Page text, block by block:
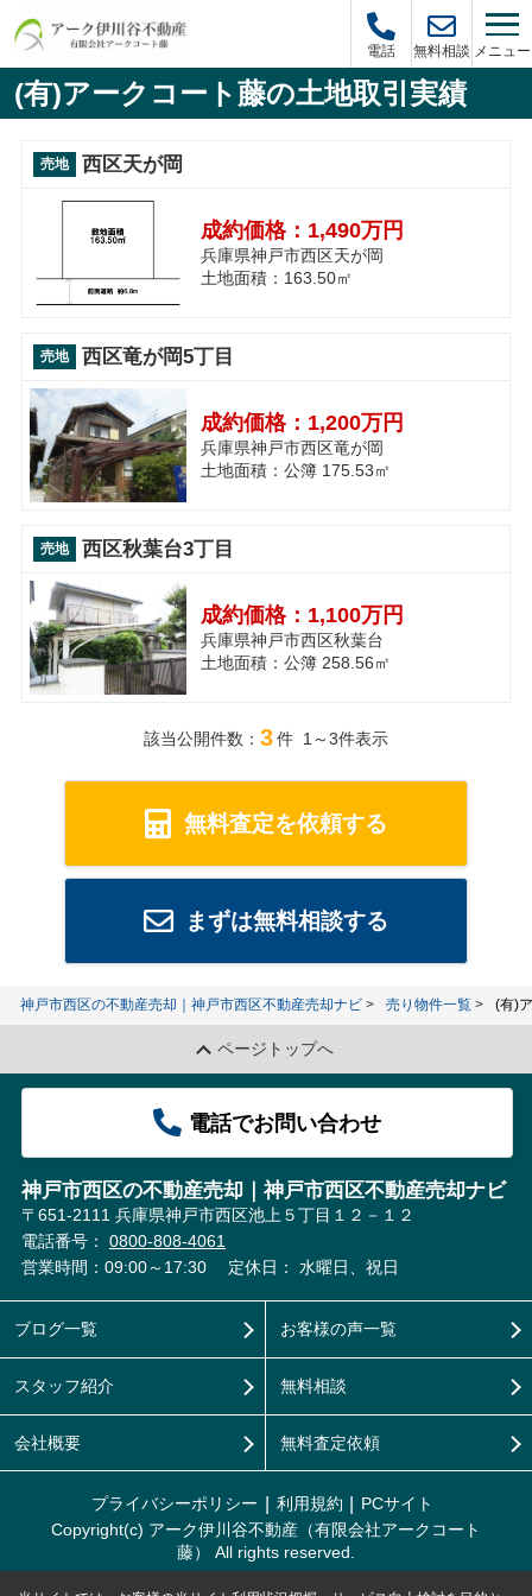
電話 無料相談 メニュー
(有)アークコート藤の土地取引実績
売地 西区天が岡
成約価格： 1,490万円
兵庫県神戸市西区天が岡
土地面積：163.50㎡
売地 西区竜が岡5丁目
成約価格： 1,200万円
兵庫県神戸市西区竜が岡
土地面積：公簿 175.53㎡
売地 西区秋葉台3丁目
成約価格： 1,100万円
兵庫県神戸市西区秋葉台
土地面積：公簿 258.56㎡
該当公開件数： 3件 1～3件表示
無料査定を依頼する
まずは無料相談する
神戸市西区の不動産売却｜神戸市西区不動産売却ナビ 売り物件一覧 (有)
ページトップへ
電話でお問い合わせ
神戸市西区の不動産売却｜神戸市西区不動産売却ナビ
〒651-2111 兵庫県神戸市西区池上５丁目１２－１２
電話番号： 0800-808-4061
営業時間：09:00～17:30
定休日： 水曜日、祝日
ブログ一覧
スタッフ紹介
会社概要
お客様の声一覧
無料相談
無料査定依頼
プライバシーポリシー 利用規約
PCサイト
Copyright(c) アーク伊川谷不動産（有限会社アークコート
藤） All rights reserved.